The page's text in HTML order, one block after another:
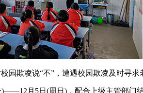
园欺凌说“不”，遭遇校园欺凌及时寻
)——12月5日(周日)，配合上级主管部